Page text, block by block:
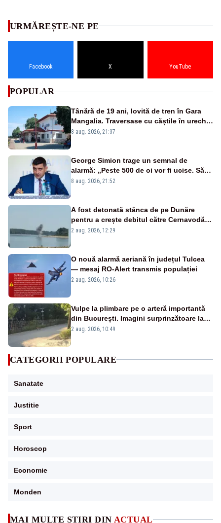
MAI MULTE ȘTIRI DIN ACTUAL
URMĂREȘTE-NE PE
Facebook X YouTube
POPULAR
Tânără de 19 ani, lovită de tren în Gara
Mangalia. Traversase cu căștile în urechi
liniile printr-un loc nepermis
8 aug. 2026, 21:37
George Simion trage un semnal de
alarmă: „Peste 500 de oi vor fi ucise. Să
vedem dacă ciobanii vor fi despăgubiți”
8 aug. 2026, 21:52
A fost detonată stânca de pe Dunăre
pentru a crește debitul către Cernavodă –
VIDEO
2 aug. 2026, 12:29
O nouă alarmă aeriană în județul Tulcea
— mesaj RO-Alert transmis populației
2 aug. 2026, 10:26
Vulpe la plimbare pe o arteră importantă
din București. Imagini surprinzătoare la
un loc de joacă - FOTO
2 aug. 2026, 10:49
CATEGORII POPULARE
Sanatate
Justitie
Sport
Horoscop
Economie
Monden